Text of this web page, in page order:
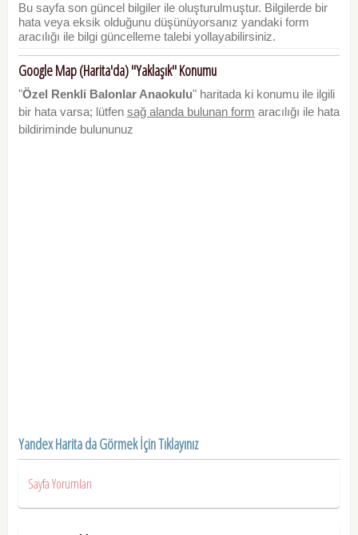
Bu sayfa son güncel bilgiler ile oluşturulmuştur. Bilgilerde bir
hata veya eksik olduğunu düşünüyorsanız yandaki form
aracılığı ile bilgi güncelleme talebi yollayabilirsiniz.
Google Map (Harita'da) "Yaklaşık" Konumu
"Özel Renkli Balonlar Anaokulu" haritada ki konumu ile ilgili
bir hata varsa; lütfen sağ alanda bulunan form aracılığı ile hata
bildiriminde bulununuz
Yandex Harita da Görmek İçin Tıklayınız
Sayfa Yorumları